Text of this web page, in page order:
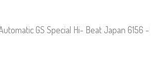
GS Special Hi- Beat Japan 6156 -